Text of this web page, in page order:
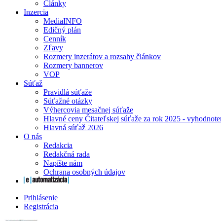
Články
Inzercia
MediaINFO
Edičný plán
Cenník
Zľavy
Rozmery inzerátov a rozsahy článkov
Rozmery bannerov
VOP
Súťaž
Pravidlá súťaže
Súťažné otázky
Výhercovia mesačnej súťaže
Hlavné ceny Čitateľskej súťaže za rok 2025 -
Hlavná súťaž 2026
O nás
Redakcia
Redakčná rada
Napíšte nám
Ochrana osobných údajov
Prihlásenie
Registrácia